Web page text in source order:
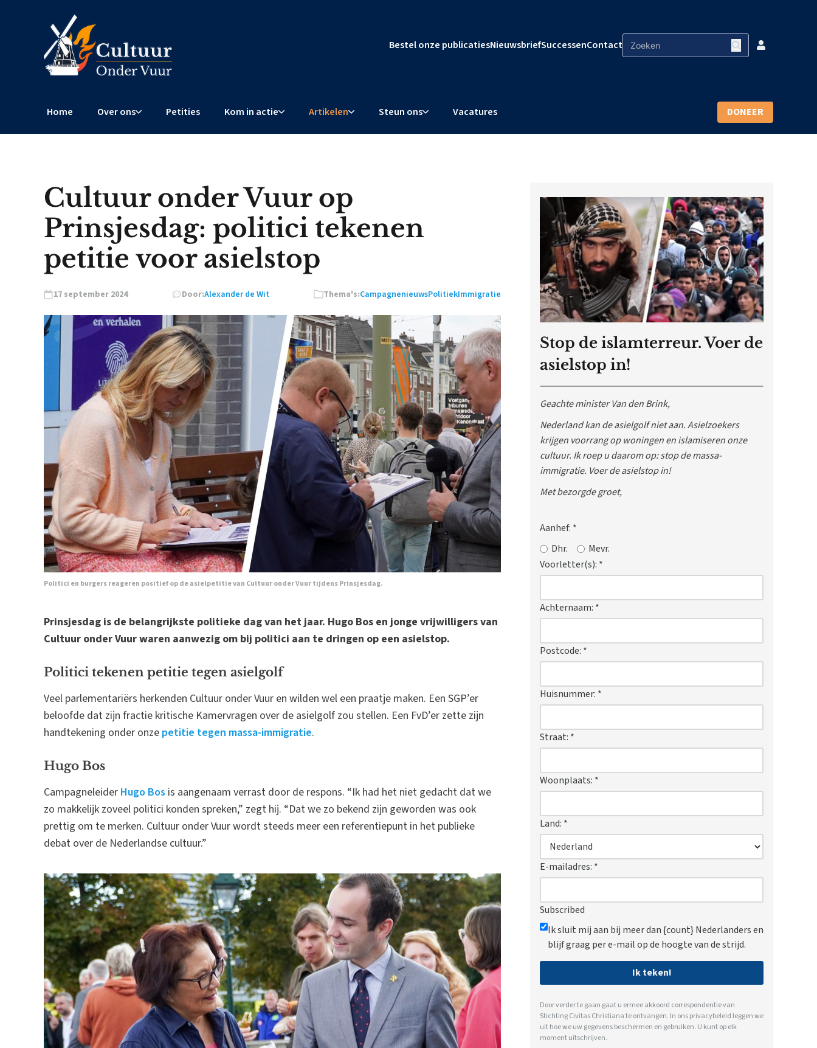
Bestel onze publicatiesNieuwsbriefSuccessenContact
Home Over ons Petities Kom in actie Artikelen Steun ons Vacatures DONEER
Cultuur onder Vuur op
Prinsjesdag: politici tekenen
petitie voor asielstop
17 september 2024 Door:Alexander de Wit Thema's:CampagnenieuwsPolitiekImmigratie
Politici en burgers reageren positief op de asielpetitie van Cultuur onder Vuur tijdens Prinsjesdag.
Prinsjesdag is de belangrijkste politieke dag van het jaar. Hugo Bos en jonge vrijwilligers van
Cultuur onder Vuur waren aanwezig om bij politici aan te dringen op een asielstop.
Politici tekenen petitie tegen asielgolf
Veel parlementariërs herkenden Cultuur onder Vuur en wilden wel een praatje maken. Een SGP’er
beloofde dat zijn fractie kritische Kamervragen over de asielgolf zou stellen. Een FvD’er zette zijn
handtekening onder onze petitie tegen massa-immigratie.
Hugo Bos
Campagneleider Hugo Bos is aangenaam verrast door de respons. “Ik had het niet gedacht dat we
zo makkelijk zoveel politici konden spreken,” zegt hij. “Dat we zo bekend zijn geworden was ook
prettig om te merken. Cultuur onder Vuur wordt steeds meer een referentiepunt in het publieke
debat over de Nederlandse cultuur.”
Stop de islamterreur. Voer de
asielstop in!
Geachte minister Van den Brink,
Nederland kan de asielgolf niet aan. Asielzoekers
krijgen voorrang op woningen en islamiseren onze
cultuur. Ik roep u daarom op: stop de massa-
immigratie. Voer de asielstop in!
Met bezorgde groet,
Aanhef: *
Dhr.
Mevr.
Voorletter(s): *
Achternaam: *
Postcode: *
Huisnummer: *
Straat: *
Woonplaats: *
Land: *
E-mailadres: *
Subscribed
Ik sluit mij aan bij meer dan {count} Nederlanders en
blijf graag per e-mail op de hoogte van de strijd.
Ik teken!
Door verder te gaan gaat u ermee akkoord correspondentie van
Stichting Civitas Christiana te ontvangen. In onsprivacybeleid leggen we
uit hoe we uw gegevens beschermen en gebruiken. U kunt op elk
moment uitschrijven.